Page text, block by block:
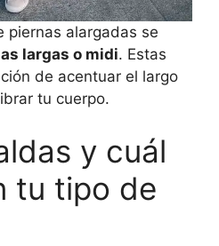
piernas alargadas se
largas o midi. Estas
de acentuar el largo
tu cuerpo.
y cuál
tu tipo de